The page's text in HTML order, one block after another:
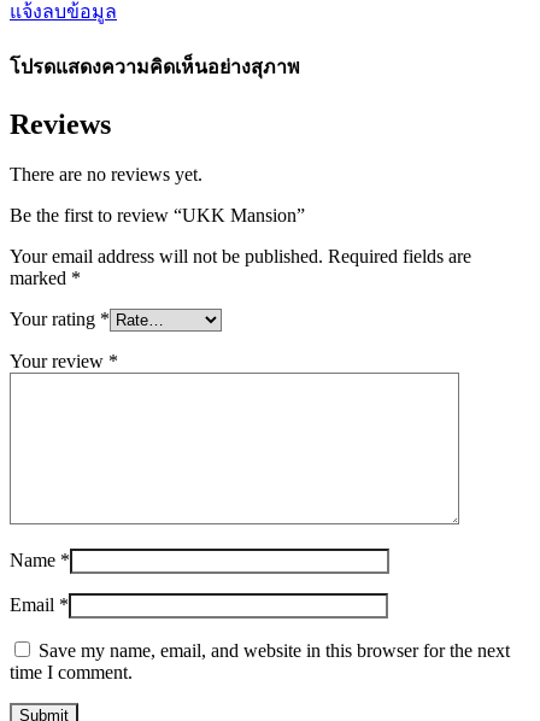
แจ้งลบข้อมูล
โปรดแสดงความคิดเห็นอย่างสุภาพ
Reviews
There are no reviews yet.
Be the first to review “UKK Mansion”
Your email address will not be published. Required fields are
marked *
Your rating *
Your review *
Name *
Email *
Save my name, email, and website in this browser for the next
time I comment.